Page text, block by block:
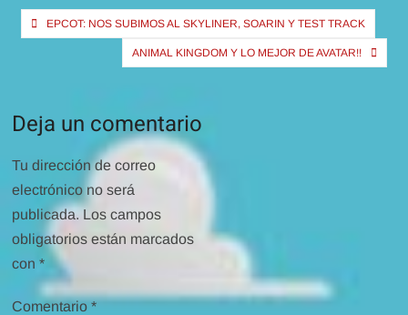
Navegación
EPCOT: NOS SUBIMOS AL SKYLINER, SOARIN Y TEST TRACK
ANIMAL KINGDOM Y LO MEJOR DE AVATAR!!
Deja un comentario
Tu dirección de correo
electrónico no será
publicada. Los campos
obligatorios están marcados
con*
Comentario*